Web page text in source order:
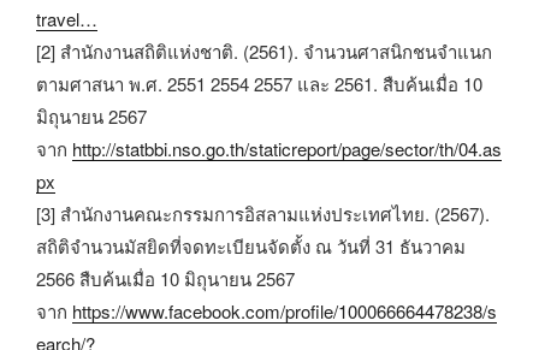
travel…
[2] สำนักงานสถิติแห่งชาติ. (2561). จำนวนศาสนิกชนจำแนก
ตามศาสนา พ.ศ. 2551 2554 2557 และ 2561. สืบค้นเมื่อ 10
มิถุนายน 2567
จาก http://statbbi.nso.go.th/staticreport/page/sector/th/04.as
px
[3] สำนักงานคณะกรรมการอิสลามแห่งประเทศไทย. (2567).
สถิติจำนวนมัสยิดที่จดทะเบียนจัดตั้ง ณ วันที่ 31 ธันวาคม
2566 สืบค้นเมื่อ 10 มิถุนายน 2567
จาก https://www.facebook.com/profile/100066664478238/s
earch/?